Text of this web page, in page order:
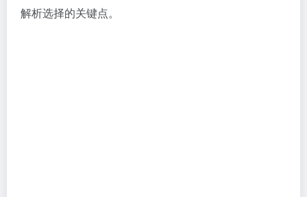
解析选择的关键点。